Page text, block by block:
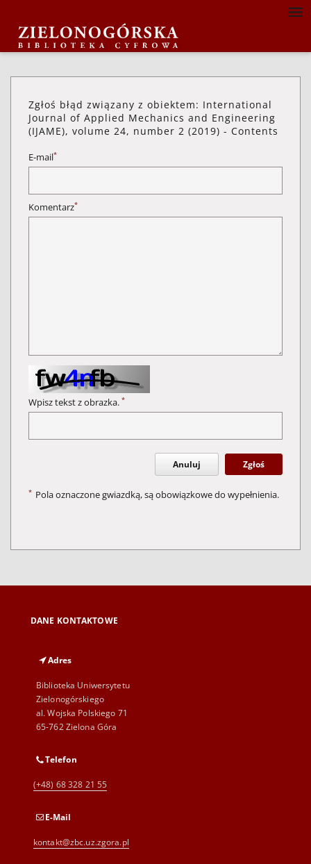
Zgłoś błąd związany z obiektem: International
Journal of Applied Mechanics and Engineering
(IJAME), volume 24, number 2 (2019) - Contents
E-mail*
Komentarz*
Wpisz tekst z obrazka. *
Anuluj Zgłoś
* Pola oznaczone gwiazdką, są obowiązkowe do wypełnienia.
DANE KONTAKTOWE
Adres
Biblioteka Uniwersytetu
Zielonogórskiego
al. Wojska Polskiego 71
65-762 Zielona Góra
Telefon
(+48) 68 328 21 55
E-Mail
kontakt@zbc.uz.zgora.pl